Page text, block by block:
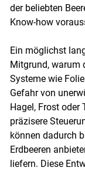
der beliebten
Know-how
Ein möglichst
Mitgrund, warum
Systeme wie
Gefahr von
Hagel, Frost oder
präzisere
können dadurch
Erdbeeren
liefern. Diese